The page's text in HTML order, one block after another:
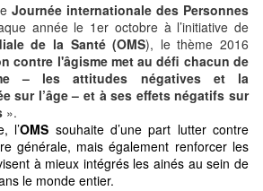
Journée internationale des Personnes
année le 1er octobre à l’initiative de
de la Santé (OMS), le thème 2016
contre l'âgisme met au défi chacun de
– les attitudes négatives et la
sur l’âge – et à ses effets négatifs sur
».
l’OMS souhaite d’une part lutter contre
générale, mais également renforcer les
à mieux intégrés les ainés au sein de
le monde entier.